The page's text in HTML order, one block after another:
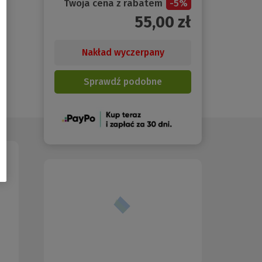
Twoja cena z rabatem -5%
55,00 zł
Nakład wyczerpany
Sprawdź podobne
(Nowe